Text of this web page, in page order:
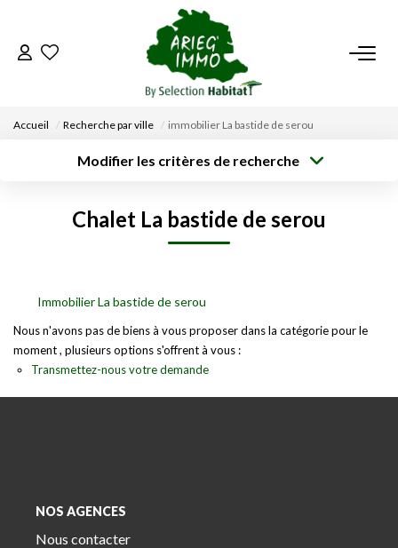
ACCUEIL
DÉPOSEZ VOTRE RECHERCHE
NOUS REJOINDRE
CONTACT
EN
Accueil Recherche par ville immobilier La bastide de serou
Modifier les critères de recherche
Type de bienChalet La bastide de serou
Immobilier La bastide de serou
Nous n'avons pas de biens à vous proposer dans la catégorie pour le
moment , plusieurs options s'offrent à vous :
Transmettez-nous votre demande
NOS AGENCES
Nous contacter